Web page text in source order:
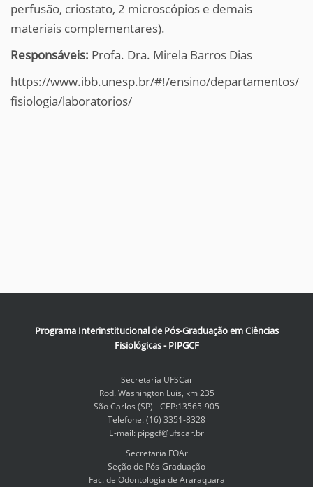
perfusão, criostato, 2 microscópios e demais
materiais complementares).
Responsáveis: Profa. Dra. Mirela Barros Dias
https://www.ibb.unesp.br/#!/ensino/departamentos/
fisiologia/laboratorios/
Programa Interinstitucional de Pós-Graduação em Ciências
Fisiológicas - PIPGCF
Secretaria UFSCar
Rod. Washington Luis, km 235
São Carlos (SP) - CEP:13565-905
Telefone: (16) 3351-8328
E-mail: pipgcf@ufscar.br
Secretaria FOAr
Seção de Pós-Graduação
Fac. de Odontologia de Araraquara